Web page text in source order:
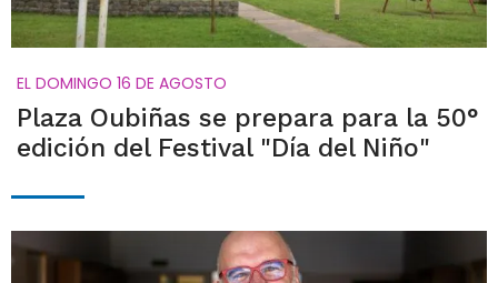
EL DOMINGO 16 DE AGOSTO
Plaza Oubiñas se prepara para la 50°
edición del Festival "Día del Niño"